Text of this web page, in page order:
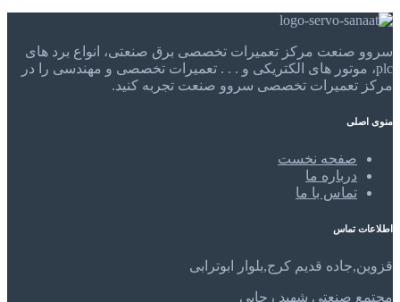
سروو صنعت مرکز تعمیرات تخصصی برق صنعتی، انواع برد های
plc، موتور های الکتریکی و . . . تعمیرات تخصصی و مهندسی را در
مرکز تعمیرات تخصصی سروو صنعت تجربه کنید.
منوی اصلی
صفحه نخست
درباره ما
تماس با ما
اطلاعات تماس
قزوین,جاده قدیم کرج,بلوار ابوترابی
مجتمع صنعتی شهید رجایی